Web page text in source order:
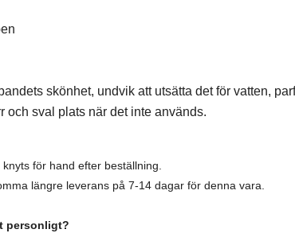
skönhet, undvik att utsätta det för vatten,
och sval plats när det inte används.
för hand efter beställning.
längre leverans på 7-14 dagar för denna vara.
personligt?